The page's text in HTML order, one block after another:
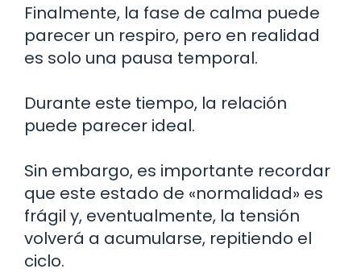
Finalmente, la fase de calma puede
parecer un respiro, pero en realidad
es solo una pausa temporal.
Durante este tiempo, la relación
puede parecer ideal.
Sin embargo, es importante recordar
que este estado de «normalidad» es
frágil y, eventualmente, la tensión
volverá a acumularse, repitiendo el
ciclo.